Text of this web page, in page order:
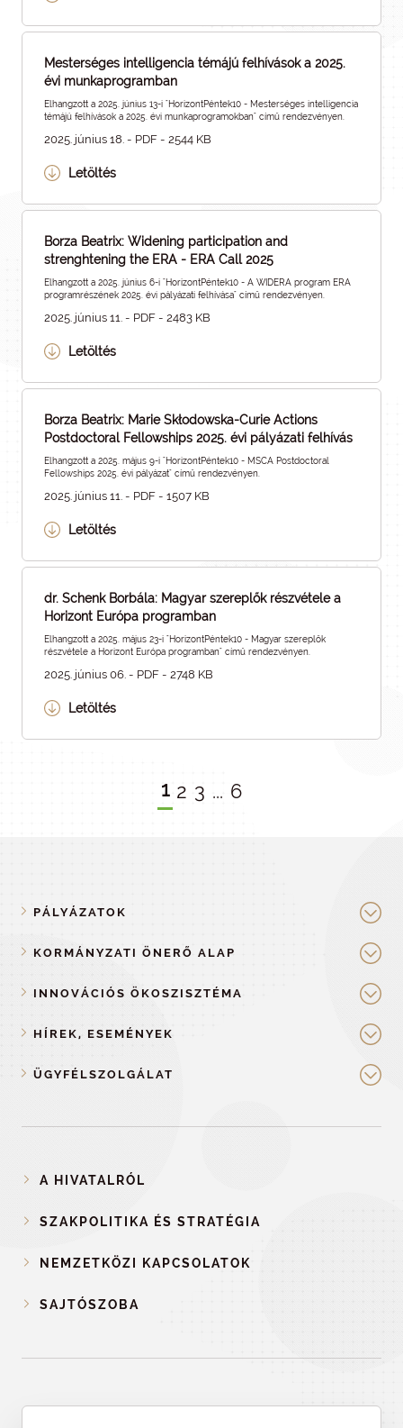
Mesterséges intelligencia témájú felhívások a 2025.
évi munkaprogramban
Elhangzott a 2025. június 13-i "HorizontPéntek10 - Mesterséges intelligencia
témájú felhívások a 2025. évi munkaprogramokban" című rendezvényen.
2025. június 18. - PDF - 2544 KB
Letöltés
Borza Beatrix: Widening participation and
strenghtening the ERA - ERA Call 2025
Elhangzott a 2025. június 6-i "HorizontPéntek10 - A WIDERA program ERA
programrészének 2025. évi pályázati felhívása" című rendezvényen.
2025. június 11. - PDF - 2483 KB
Letöltés
Borza Beatrix: Marie Skłodowska-Curie Actions
Postdoctoral Fellowships 2025. évi pályázati felhívás
Elhangzott a 2025. május 9-i "HorizontPéntek10 - MSCA Postdoctoral
Fellowships 2025. évi pályázat" című rendezvényen.
2025. június 11. - PDF - 1507 KB
Letöltés
dr. Schenk Borbála: Magyar szereplők részvétele a
Horizont Európa programban
Elhangzott a 2025. május 23-i "HorizontPéntek10 - Magyar szereplők
részvétele a Horizont Európa programban" című rendezvényen.
2025. június 06. - PDF - 2748 KB
Letöltés
1 2 3 ... 6
PÁLYÁZATOK
KORMÁNYZATI ÖNERŐ ALAP
INNOVÁCIÓS ÖKOSZISZTÉMA
HÍREK, ESEMÉNYEK
ÜGYFÉLSZOLGÁLAT
A HIVATALRÓL
SZAKPOLITIKA ÉS STRATÉGIA
NEMZETKÖZI KAPCSOLATOK
SAJTÓSZOBA